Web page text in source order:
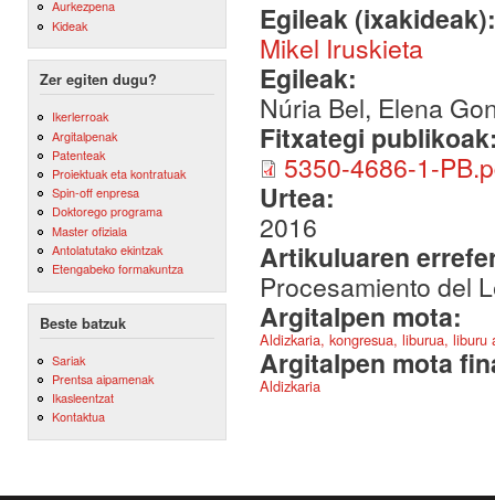
Aurkezpena
Kideak
Zer egiten dugu?
Ikerlerroak
Argitalpenak
Patenteak
Proiektuak eta kontratuak
Spin-off enpresa
Doktorego programa
Master ofiziala
Antolatutako ekintzak
Etengabeko formakuntza
Beste batzuk
Sariak
Prentsa aipamenak
Ikasleentzat
Kontaktua
Egileak
Mikel Iruskieta
Egileak:
Núria Bel, Elena
Fitxategi
5350-4686-1-
Urtea:
2016
Artikuluaren
Procesamiento del
Argitalpen mota:
Aldizkaria, kongresua, liburua,
Argitalpen mota
Aldizkaria